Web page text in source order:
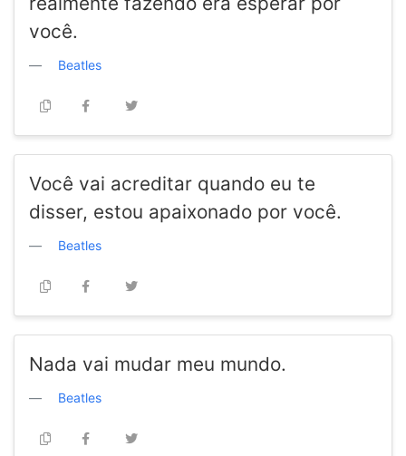
você.
Beatles
Você vai acreditar quando eu te
disser, estou apaixonado por você.
Beatles
Nada vai mudar meu mundo.
Beatles